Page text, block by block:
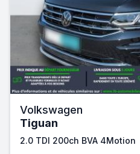
Volkswagen
Tiguan
2.0 TDI 200ch BVA 4Motion